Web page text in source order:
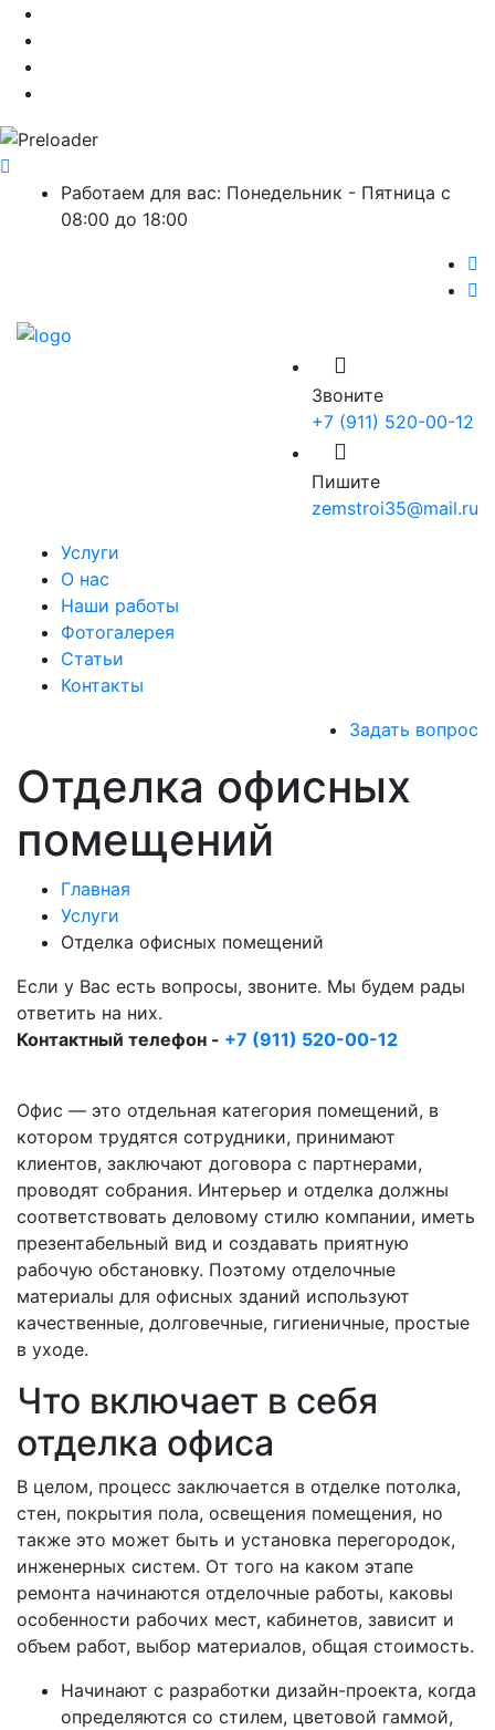
Работаем для вас: Понедельник - Пятница с
08:00 до 18:00
Звоните
+7 (911) 520-00-12
Пишите
zemstroi35@mail.ru
Услуги
О нас
Наши работы
Фотогалерея
Статьи
Контакты
Задать вопрос
Отделка офисных
помещений
Главная
Услуги
Отделка офисных помещений
Если у Вас есть вопросы, звоните. Мы будем рады
ответить на них.
Контактный телефон - +7 (911) 520-00-12
Офис — это отдельная категория помещений, в
котором трудятся сотрудники, принимают
клиентов, заключают договора с партнерами,
проводят собрания. Интерьер и отделка должны
соответствовать деловому стилю компании, иметь
презентабельный вид и создавать приятную
рабочую обстановку. Поэтому отделочные
материалы для офисных зданий используют
качественные, долговечные, гигиеничные, простые
в уходе.
Что включает в себя
отделка офиса
В целом, процесс заключается в отделке потолка,
стен, покрытия пола, освещения помещения, но
также это может быть и установка перегородок,
инженерных систем. От того на каком этапе
ремонта начинаются отделочные работы, каковы
особенности рабочих мест, кабинетов, зависит и
объем работ, выбор материалов, общая стоимость.
Начинают с разработки дизайн-проекта, когда
определяются со стилем, цветовой гаммой,